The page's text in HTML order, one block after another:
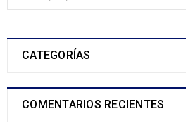
CATEGORÍAS
COMENTARIOS RECIENTES